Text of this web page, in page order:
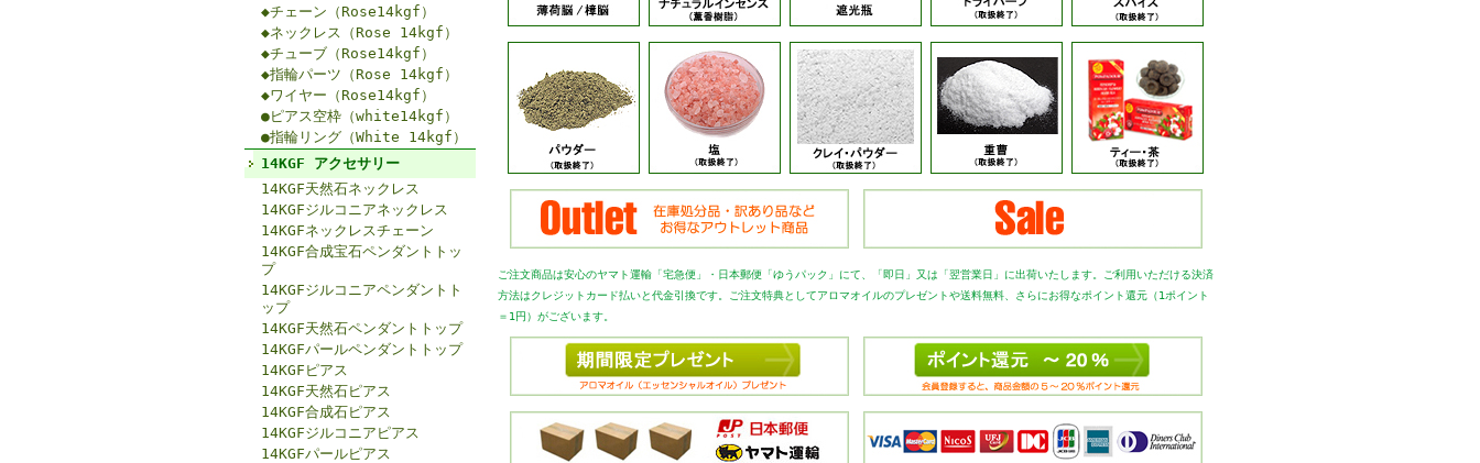
◆チェーン（Rose14kgf）
◆ネックレス（Rose 14kgf）
◆チューブ（Rose14kgf）
◆指輪パーツ（Rose 14kgf）
◆ワイヤー（Rose14kgf）
●ピアス空枠（white14kgf）
●指輪リング（White 14kgf）
14KGF アクセサリー
14KGF天然石ネックレス
14KGFジルコニアネックレス
14KGFネックレスチェーン
14KGF合成宝石ペンダントトッ
プ
14KGFジルコニアペンダントト
ップ
14KGF天然石ペンダントトップ
14KGFパールペンダントトップ
14KGFピアス
14KGF天然石ピアス
14KGF合成石ピアス
14KGFジルコニアピアス
14KGFパールピアス
ご注文商品は安心のヤマト運輸「宅急便」・日本郵便「ゆうパック」にて、「即日」又は「翌営業日」に出荷いたします。
ご利用いただける決済
方法はクレジットカード払いと代金引換です。ご注文特典としてアロマオイルのプレゼントや送料無料、さらにお得なポイント還元（1ポイント
＝1円）がございます。